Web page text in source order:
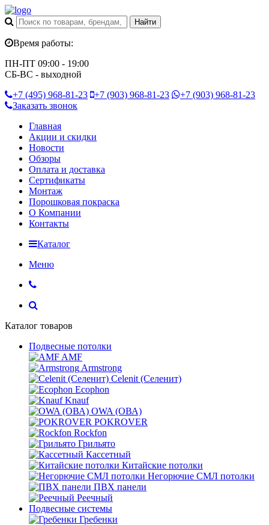
Время работы:
ПН-ПТ 09:00 - 19:00
СБ-ВС - выходной
+7 (495) 968-81-23 +7 (903) 968-81-23 +7 (903) 968-81-23
Заказать звонок
Главная
Акции и скидки
Новости
Обзоры
Оплата и доставка
Сертификаты
Монтаж
Порошковая покраска
О Компании
Контакты
Каталог
Меню
Каталог товаров
Подвесные потолки
AMF
Armstrong
Celenit (Селенит)
Ecophon
Knauf
OWA (ОВА)
POKROVER
Rockfon
Грильято
Кассетный
Китайские потолки
Негорючие СМЛ потолки
ПВХ панели
Реечный
Подвесные системы
Гребенки